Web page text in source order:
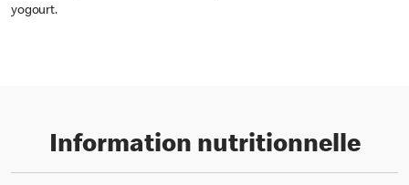
yogourt.
Information nutritionnelle